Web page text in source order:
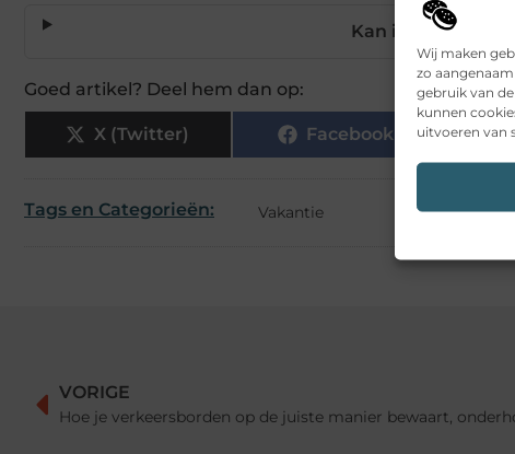
Wij maken
zo
gebruik van
kunnen
uitvoeren van
Kan ik zelf koken
Goed artikel? Deel hem dan op:
X (Twitter) Facebook
Tags en Categorieën: Vakantie
VORIGE